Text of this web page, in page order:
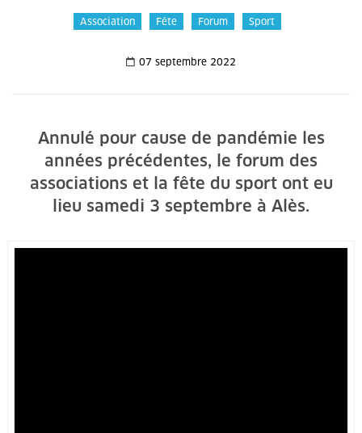
Association Fête Forum Sport
07 septembre 2022
Annulé pour cause de pandémie les
années précédentes, le forum des
associations et la fête du sport ont eu
lieu samedi 3 septembre à Alès.